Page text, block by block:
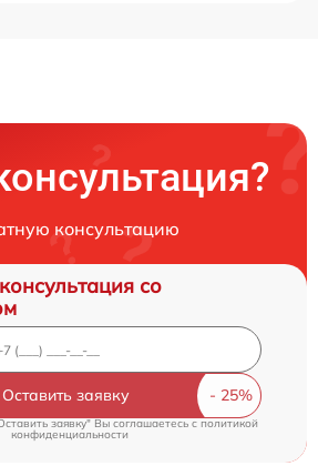
консультацию
со
Оставить заявку
заявку" Вы соглашаетесь cполитикой
конфиденциальности